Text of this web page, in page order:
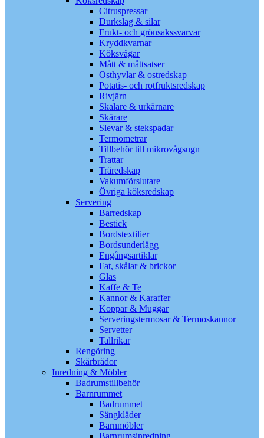
Citruspressar
Durkslag & silar
Frukt- och grönsakssvarvar
Kryddkvarnar
Köksvågar
Mått & måttsatser
Osthyvlar & ostredskap
Potatis- och rotfruktsredskap
Rivjärn
Skalare & urkärnare
Skärare
Slevar & stekspadar
Termometrar
Tillbehör till mikrovågsugn
Trattar
Träredskap
Vakumförslutare
Övriga köksredskap
Servering
Barredskap
Bestick
Bordstextilier
Bordsunderlägg
Engångsartiklar
Fat, skålar & brickor
Glas
Kaffe & Te
Kannor & Karaffer
Koppar & Muggar
Serveringstermosar & Termoskannor
Servetter
Tallrikar
Rengöring
Skärbrädor
Inredning & Möbler
Badrumstillbehör
Barnrummet
Badrummet
Sängkläder
Barnmöbler
Barnrumsinredning